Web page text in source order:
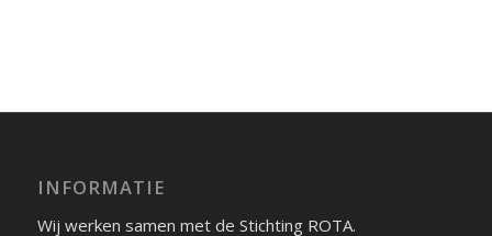
INFORMATIE
Wij werken samen met de Stichting ROTA.